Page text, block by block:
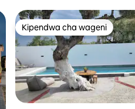
Kipendwa cha wageni
Kipendwa cha wageni